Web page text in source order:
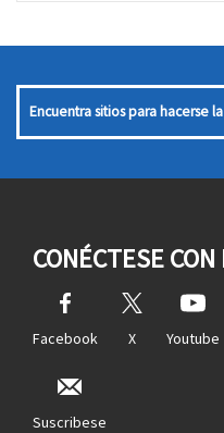
Encuentra sitios para hacerse
CONÉCTESE
Facebook X Youtube
Suscribese